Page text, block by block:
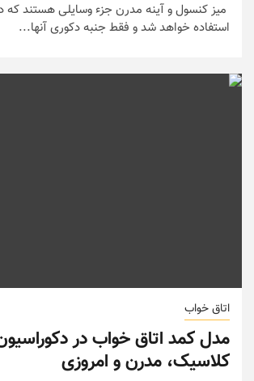
میز کنسول و آینه مدرن جزء وسایلی هستند که
استفاده خواهد شد و فقط جنبه دکوری آنها...
اتاق خواب
مدل کمد اتاق خواب در
کلاسیک، مدرن و امروزی